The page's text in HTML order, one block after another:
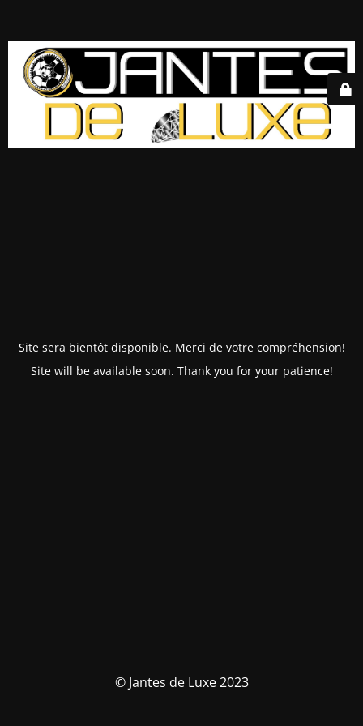
Site sera bientôt disponible. Merci de votre compréhension!
Site will be available soon. Thank you for your patience!
© Jantes de Luxe 2023